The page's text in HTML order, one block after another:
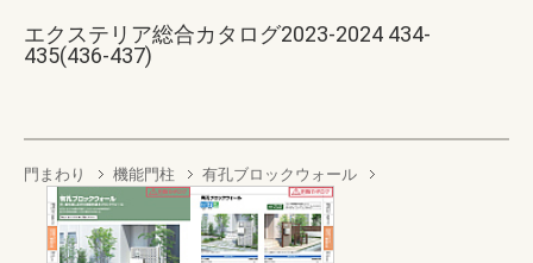
エクステリア総合カタログ2023-2024 434-
435(436-437)
門まわり 機能門柱 有孔ブロックウォール